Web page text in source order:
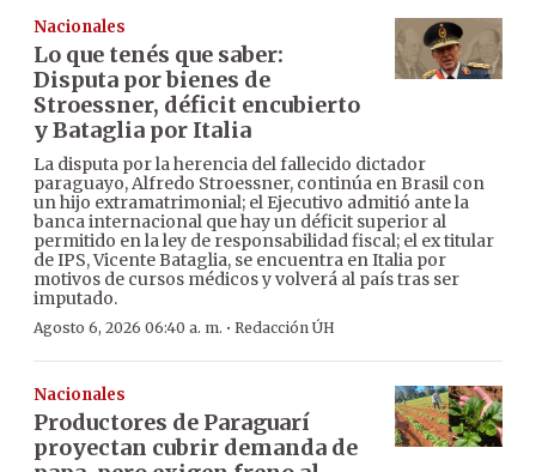
Nacionales
Lo que tenés que saber:
Disputa por bienes de
Stroessner, déficit encubierto
y Bataglia por Italia
La disputa por la herencia del fallecido dictador
paraguayo, Alfredo Stroessner, continúa en Brasil con
un hijo extramatrimonial; el Ejecutivo admitió ante la
banca internacional que hay un déficit superior al
permitido en la ley de responsabilidad fiscal; el ex titular
de IPS, Vicente Bataglia, se encuentra en Italia por
motivos de cursos médicos y volverá al país tras ser
imputado.
Agosto 6, 2026 06:40 a. m. · Redacción ÚH
Nacionales
Productores de Paraguarí
proyectan cubrir demanda de